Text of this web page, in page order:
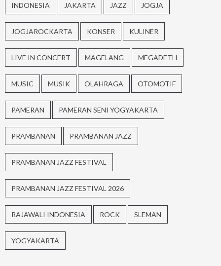
INDONESIA JAKARTA JAZZ JOGJA
JOGJAROCKARTA KONSER KULINER
LIVE IN CONCERT MAGELANG MEGADETH
MUSIC MUSIK OLAHRAGA OTOMOTIF
PAMERAN PAMERAN SENI YOGYAKARTA
PRAMBANAN PRAMBANAN JAZZ
PRAMBANAN JAZZ FESTIVAL
PRAMBANAN JAZZ FESTIVAL 2026
RAJAWALI INDONESIA ROCK SLEMAN
YOGYAKARTA